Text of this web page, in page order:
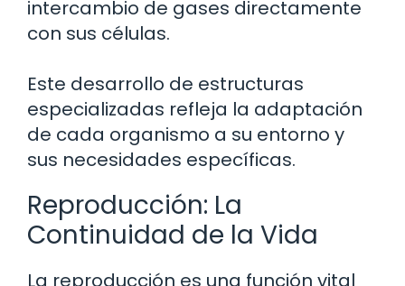
intercambio de gases directamente
con sus células.
Este desarrollo de estructuras
especializadas refleja la adaptación
de cada organismo a su entorno y
sus necesidades específicas.
Reproducción: La
Continuidad de la Vida
La reproducción es una función vital